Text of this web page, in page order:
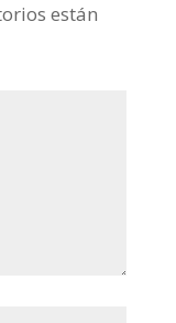
están